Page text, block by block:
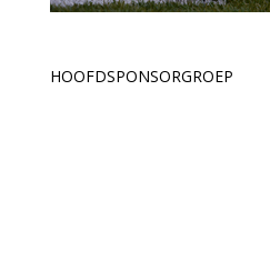
HOOFDSPONSORGROEP